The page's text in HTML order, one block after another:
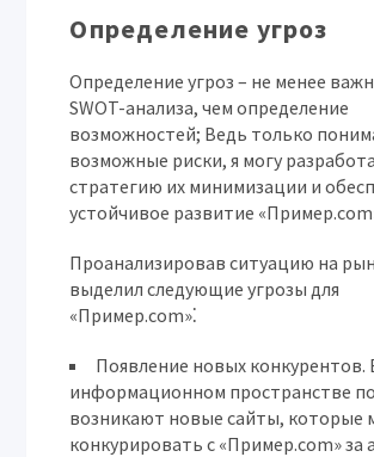
Определение угроз
Определение угроз – не менее
SWOT-анализа, чем определение
возможностей; Ведь только
возможные риски, я могу
стратегию их минимизации и
устойчивое развитие
Проанализировав ситуацию на
выделил следующие угрозы для
«Пример.com»⁚
Появление новых конкурентов.
информационном пространстве
возникают новые сайты, которые
конкурировать с «Пример.com» за